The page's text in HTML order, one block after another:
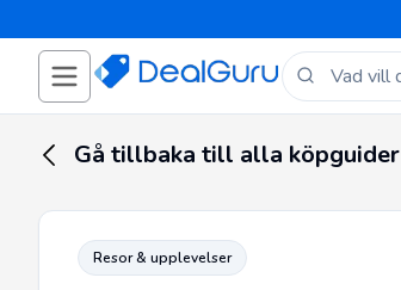
Gå tillbaka till alla köpguider
Resor & upplevelser